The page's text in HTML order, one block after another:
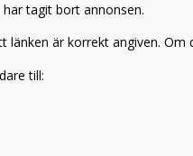
tagit bort annonsen.
länken är korrekt angiven.
till: